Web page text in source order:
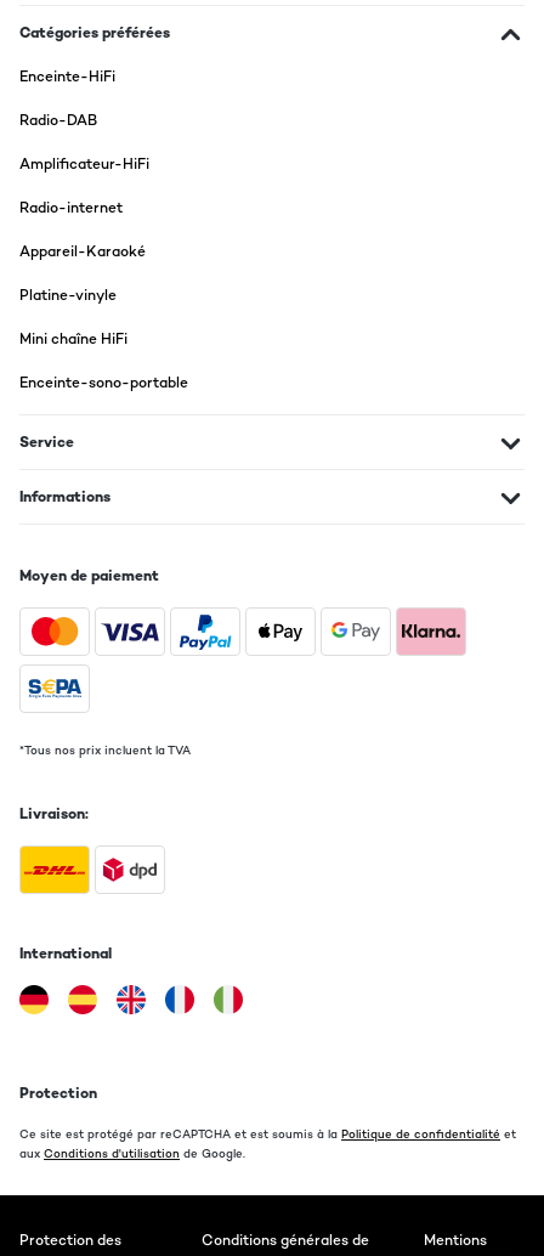
Catégories préférées
Enceinte-HiFi
Radio-DAB
Amplificateur-HiFi
Radio-internet
Appareil-Karaoké
Platine-vinyle
Mini chaîne HiFi
Enceinte-sono-portable
Service
Informations
Moyen de paiement
*Tous nos prix incluent la TVA
Livraison:
International
Protection
Ce site est protégé par reCAPTCHA et est soumis à la Politique de confidentialité et
aux Conditions d'utilisation de Google.
Protection des Conditions générales de Mentions